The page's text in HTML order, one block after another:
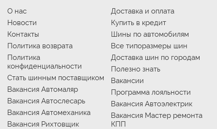
О нас
Новости
Контакты
Политика возврата
Политика
конфиденциальности
Стать шинным поставщиком
Вакансия Автомаляр
Вакансия Автослесарь
Вакансия Автомеханика
Вакансия Рихтовщик
Доставка и оплата
Купить в кредит
Шины по автомобилям
Все типоразмеры шин
Доставка шин по городам
Полезно знать
Вакансии
Программа лояльности
Вакансия Автоэлектрик
Вакансия Мастер ремонта
КПП